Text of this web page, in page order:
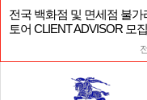
전국 백화점 및 면세점 불가
토어 CLIENT ADVISOR 모집